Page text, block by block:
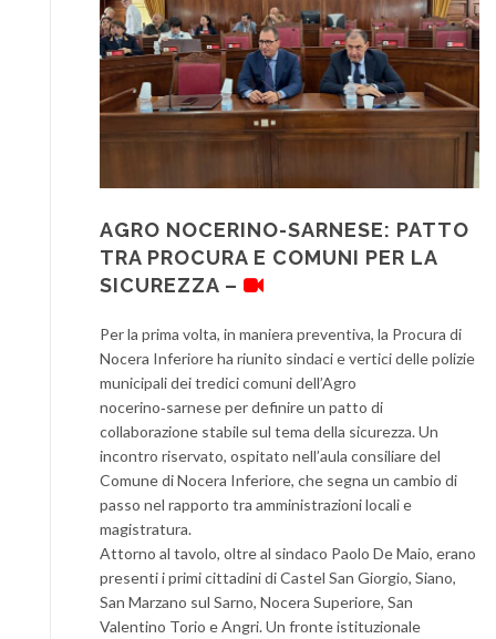
AGRO NOCERINO-SARNESE: PATTO
TRA PROCURA E COMUNI PER LA
SICUREZZA –
Per la prima volta, in maniera preventiva, la Procura di
Nocera Inferiore ha riunito sindaci e vertici delle polizie
municipali dei tredici comuni dell’Agro
nocerino‑sarnese per definire un patto di
collaborazione stabile sul tema della sicurezza. Un
incontro riservato, ospitato nell’aula consiliare del
Comune di Nocera Inferiore, che segna un cambio di
passo nel rapporto tra amministrazioni locali e
magistratura.
Attorno al tavolo, oltre al sindaco Paolo De Maio, erano
presenti i primi cittadini di Castel San Giorgio, Siano,
San Marzano sul Sarno, Nocera Superiore, San
Valentino Torio e Angri. Un fronte istituzionale